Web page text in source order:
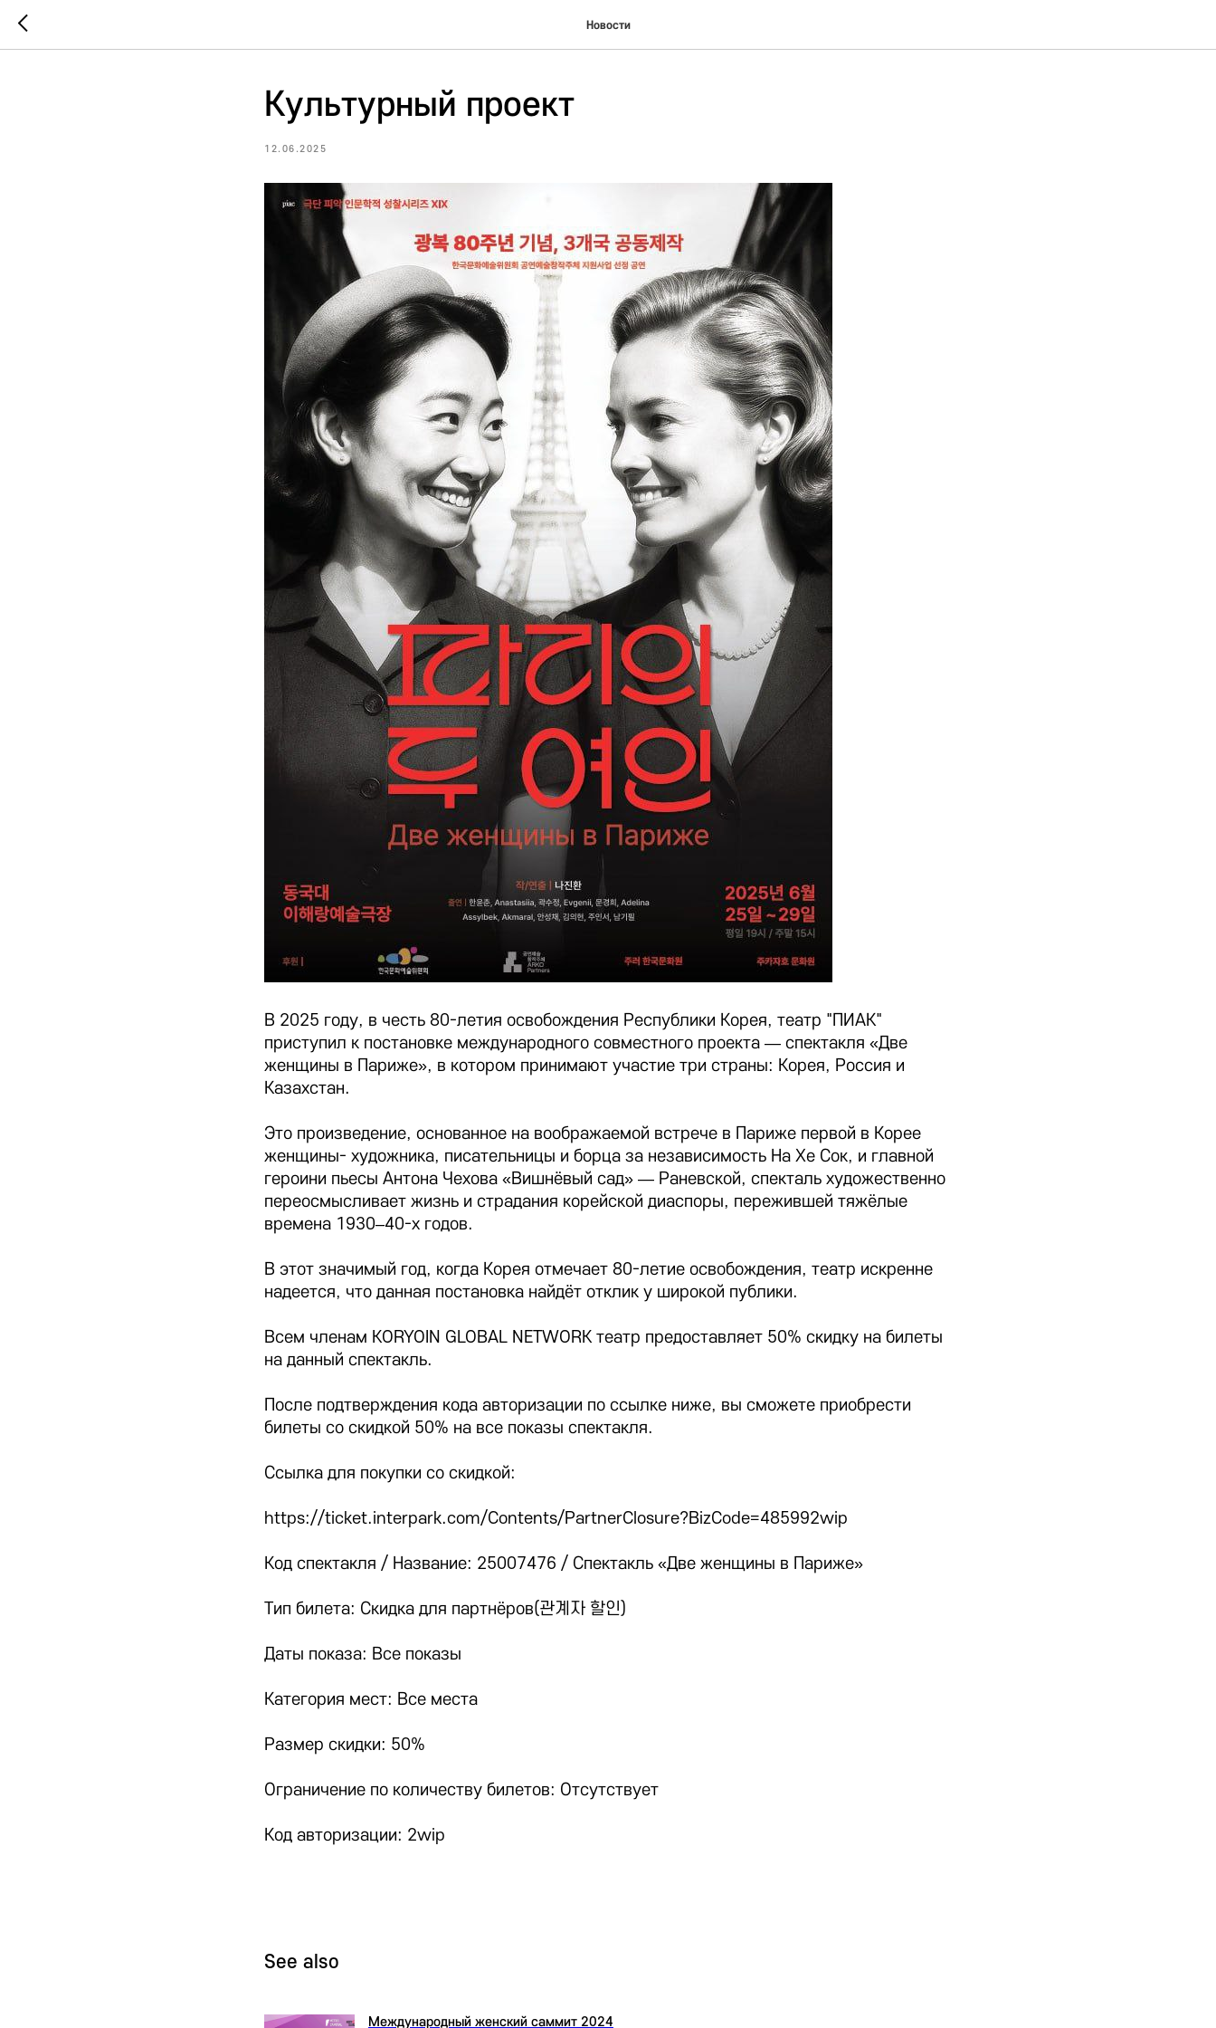
Новости
Культурный проект
12.06.2025
В 2025 году, в честь 80-летия освобождения Республики Корея, театр "ПИАК"
приступил к постановке международного совместного проекта — спектакля «Две
женщины в Париже», в котором принимают участие три страны: Корея, Россия и
Казахстан.
Это произведение, основанное на воображаемой встрече в Париже первой в Корее
женщины- художника, писательницы и борца за независимость На Хе Сок, и главной
героини пьесы Антона Чехова «Вишнёвый сад» — Раневской, спекталь художественно
переосмысливает жизнь и страдания корейской диаспоры, пережившей тяжёлые
времена 1930–40-х годов.
В этот значимый год, когда Корея отмечает 80-летие освобождения, театр искренне
надеется, что данная постановка найдёт отклик у широкой публики.
Всем членам KORYOIN GLOBAL NETWORK театр предоставляет 50% скидку на билеты
на данный спектакль.
После подтверждения кода авторизации по ссылке ниже, вы сможете приобрести
билеты со скидкой 50% на все показы спектакля.
Ссылка для покупки со скидкой:
https://ticket.interpark.com/Contents/PartnerClosure?BizCode=485992wip
Код спектакля / Название: 25007476 / Спектакль «Две женщины в Париже»
Тип билета: Скидка для партнёров(관계자 할인)
Даты показа: Все показы
Категория мест: Все места
Размер скидки: 50%
Ограничение по количеству билетов: Отсутствует
Код авторизации: 2wip
See also
Международный женский саммит 2024